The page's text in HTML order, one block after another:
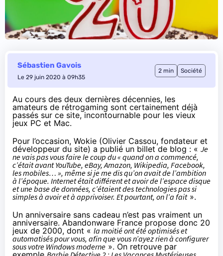
Sébastien Gavois
Le 29 juin 2020 à 09h35
2 min Société
Au cours des deux dernières décennies, les
amateurs de rétrogaming sont certainement déjà
passés sur ce site, incontournable pour les vieux
jeux PC et Mac.
Pour l’occasion, Wokie (Olivier Cassou, fondateur et
développeur du site) a publié un billet de blog : « Je
ne vais pas vous faire le coup du « quand on a commencé,
c’était avant YouTube, eBay, Amazon, Wikipedia, Facebook,
les mobiles… », même si je me dis qu’on avait de l’ambition
à l’époque. Internet était différent et avoir de l’espace disque
et une base de données, c’étaient des technologies pas si
simples à avoir et à apprivoiser. Et pourtant, on l’a fait».
Un anniversaire sans cadeau n’est pas vraiment un
anniversaire. Abandonware France propose donc 20
jeux de 2000, dont « la moitié ont été optimisés et
automatisés pour vous, afin que vous n’ayez rien à configurer
sous votre Windows moderne ». On retrouve par